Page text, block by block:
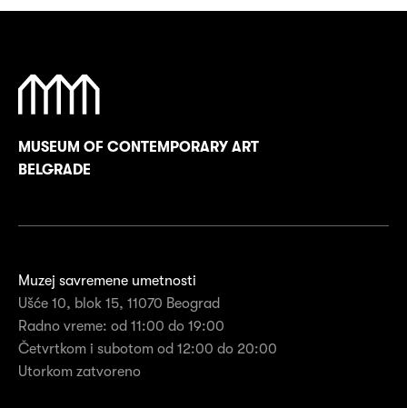
MUSEUM OF CONTEMPORARY ART
BELGRADE
Muzej savremene umetnosti
Ušće 10, blok 15, 11070 Beograd
Radno vreme: od 11:00 do 19:00
Četvrtkom i subotom od 12:00 do 20:00
Utorkom zatvoreno